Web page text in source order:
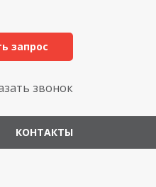
запрос
звонок
КОНТАКТЫ